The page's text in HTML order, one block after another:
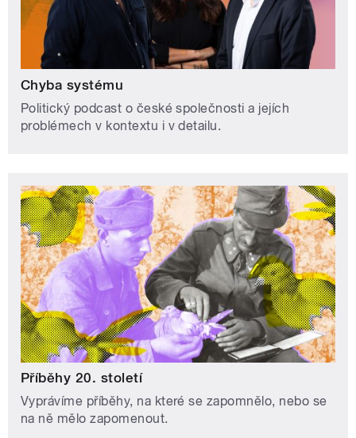
Chyba systému
Politický podcast o české společnosti a jejích
problémech v kontextu i v detailu.
Příběhy 20. století
Vyprávíme příběhy, na které se zapomnělo, nebo se
na ně mělo zapomenout.